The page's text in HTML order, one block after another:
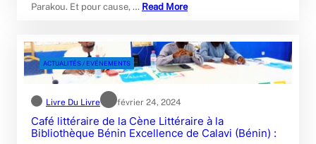
Parakou. Et pour cause, … Read More
ACTUALITÉS / EVÉNEMENTS
Livre Du Livre février 24, 2024
Café littéraire de la Cène Littéraire à la
Bibliothèque Bénin Excellence de Calavi (Bénin) :